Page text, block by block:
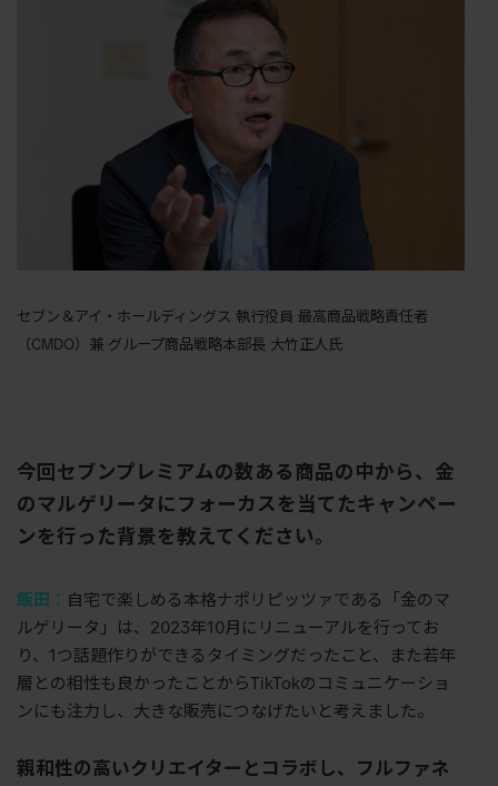
セブン＆アイ・ホールディングス 執行役員 最高商品戦略責任者
（CMDO）兼 グループ商品戦略本部長 大竹正人氏
今回セブンプレミアムの数ある商品の中から、金
のマルゲリータにフォーカスを当てたキャンペー
ンを行った背景を教えてください。
飯田：
自宅で楽しめる本格ナポリピッツァである「金のマ
ルゲリータ」は、2023年10月にリニューアルを行ってお
り、1つ話題作りができるタイミングだったこと、また若年
層との相性も良かったことからTikTokのコミュニケーショ
ンにも注力し、大きな販売につなげたいと考えました。
親和性の高いクリエイターとコラボし、フルファネ